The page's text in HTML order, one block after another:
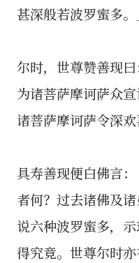
甚深般若波罗蜜多。
尔时，世尊赞善现
为诸菩萨摩诃萨众
诸菩萨摩诃萨令深欢
具寿善现便白佛言
者何？过去诸佛及
说六种波罗蜜多，
得究竟。世尊尔时